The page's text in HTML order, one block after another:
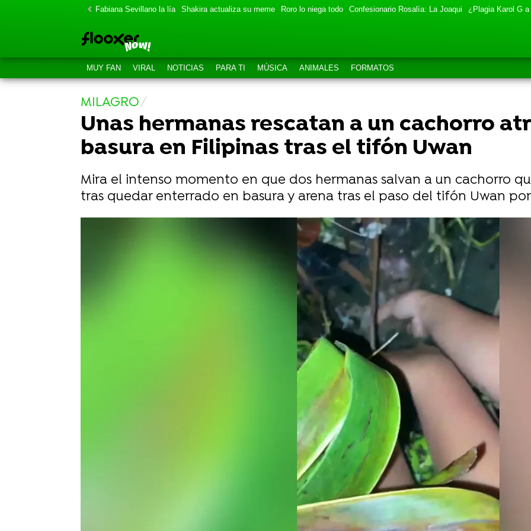
Fabiana Sevillano la lía Shakira actualiza su meme Roro lo niega todo Confesionario Rosalía: La Joaqui ¿Plagia Karol G a
MUY FAN VIRAL NOTICIAS PARA TI MÚSICA ANIMALES FORMATOS
MILAGRO
Unas hermanas rescatan a un cachorro
basura en Filipinas tras el tifón Uwan
Mira el intenso momento en que dos hermanas salvan a un cachorro
tras quedar enterrado en basura y arena tras el paso del tifón Uwan por
Una lora argentina habla con el perro de la familia: "Hola bebé"
WhatsappFacebook
X
un rescate tan angustioso como
heroico al salvar a un cachorroque estaba a punto de morir tras
quedar completamente enterrado bajo basura y arena después del